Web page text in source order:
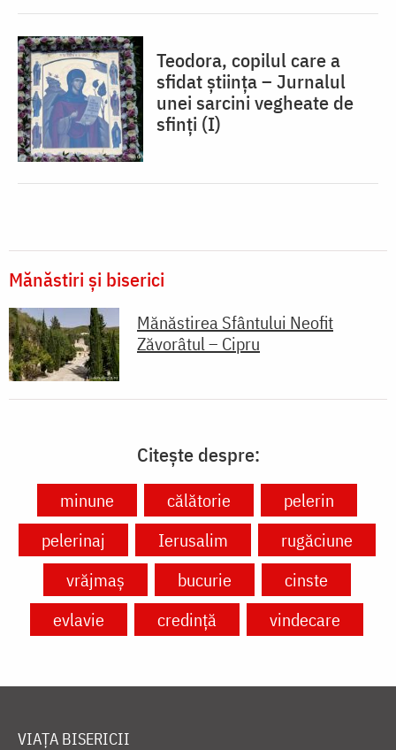
Teodora, copilul care a
sfidat știința – Jurnalul
unei sarcini vegheate de
sfinți (I)
Mănăstiri și biserici
Mănăstirea Sfântului Neofit
Zăvorâtul – Cipru
Citește despre:
minune călătorie
pelerin
pelerinaj
Ierusalim
rugăciune
vrăjmaș
bucurie
cinste
evlavie
credință vindecare
VIAȚA BISERICII